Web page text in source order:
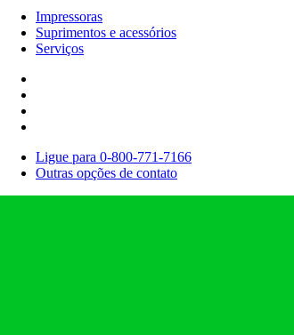
Impressoras
Suprimentos e acessórios
Serviços
Ligue para 0-800-771-7166
Outras opções de contato